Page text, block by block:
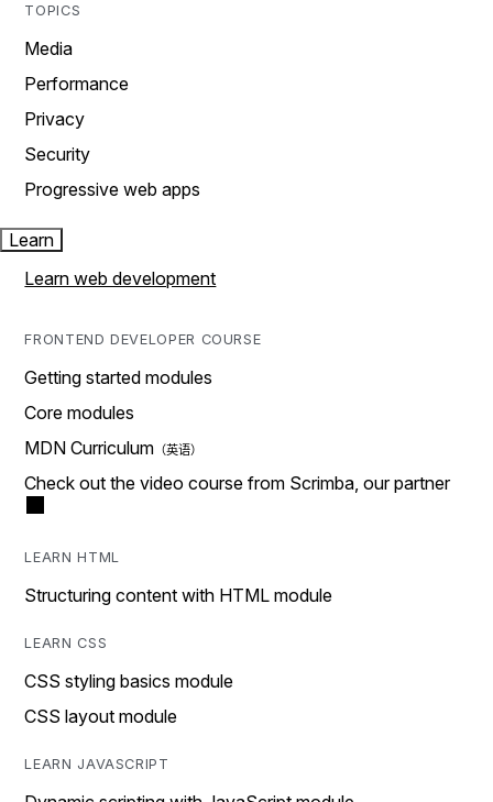
TOPICS
Media
Performance
Privacy
Security
Progressive web apps
Learn
Learn web development
FRONTEND DEVELOPER COURSE
Getting started modules
Core modules
MDN Curriculum
Check out the video course from Scrimba, our partner
LEARN HTML
Structuring content with HTML module
LEARN CSS
CSS styling basics module
CSS layout module
LEARN JAVASCRIPT